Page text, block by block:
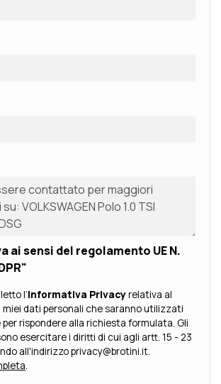
ai sensi del regolamento UE N.
l’Informativa Privacyrelativa al
dati personali che saranno utilizzati
rispondere alla richiesta formulata. Gli
esercitare i diritti di cui agli artt. 15 - 23
all'indirizzo privacy@brotini.it.
.